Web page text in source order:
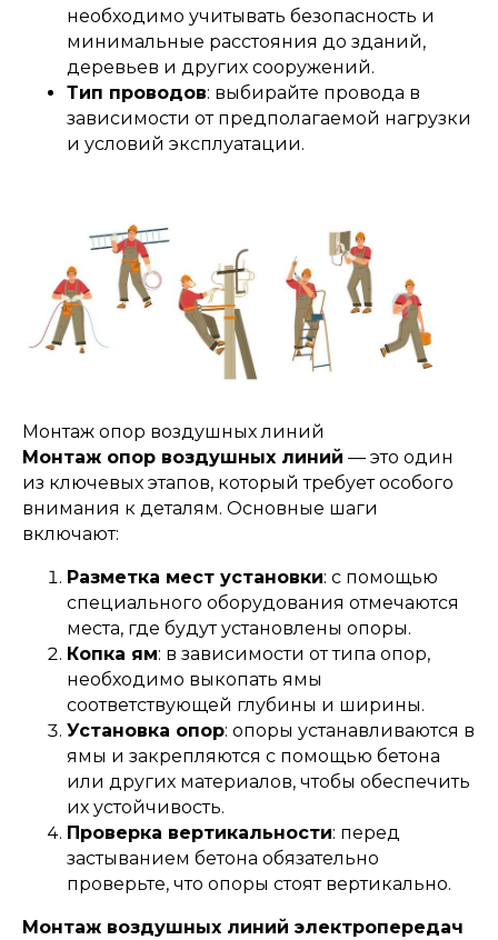
необходимо учитывать безопасность и
минимальные расстояния до зданий,
деревьев и других сооружений.
Тип проводов: выбирайте провода в
зависимости от предполагаемой нагрузки
и условий эксплуатации.
Монтаж опор воздушных линий
Монтаж опор воздушных линий — это один
из ключевых этапов, который требует особого
внимания к деталям. Основные шаги
включают:
Разметка мест установки: с помощью
специального оборудования отмечаются
места, где будут установлены опоры.
Копка ям: в зависимости от типа опор,
необходимо выкопать ямы
соответствующей глубины и ширины.
Установка опор: опоры устанавливаются в
ямы и закрепляются с помощью бетона
или других материалов, чтобы обеспечить
их устойчивость.
Проверка вертикальности: перед
застыванием бетона обязательно
проверьте, что опоры стоят вертикально.
Монтаж воздушных линий электропередач